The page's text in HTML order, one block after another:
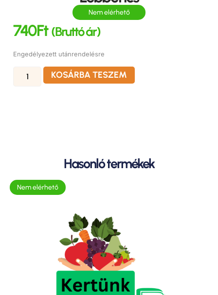
Nem elérhető
740Ft (Bruttó ár)
Engedélyezett utánrendelésre
KOSÁRBA TESZEM
Hasonló termékek
Nem elérhető